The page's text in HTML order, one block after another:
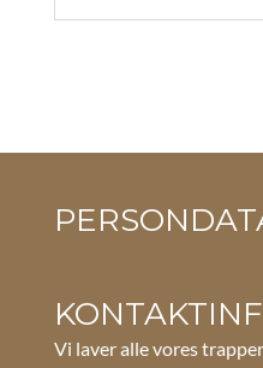
Vi laver alle vores